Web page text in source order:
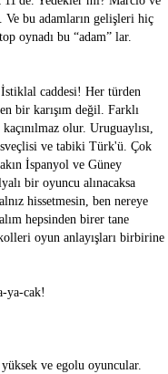
Ve bu adamların gelişleri hiç
oynadı bu “adam” lar.
caddesi! Her türden
bir karışım değil. Farklı
olur. Uruguaylısı,
ve tabiki Türk'ü. Çok
İspanyol ve Güney
bir oyuncu alınacaksa
hissetmesin, ben nereye
hepsinden birer tane
oyun anlayışları birbirine
ya-cak!
ve egolu oyuncular.